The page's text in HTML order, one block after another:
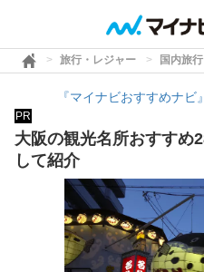
旅行・レジャー 国内旅
『マイナビおすすめナ
PR
大阪の観光名所おすすめ
して紹介